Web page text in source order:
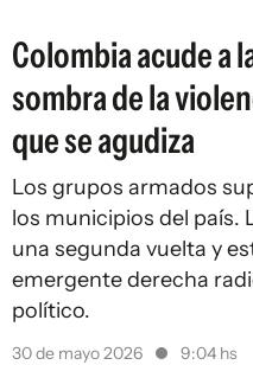
Colombia acude a
sombra de la
que se agudiza
Los grupos armados
los municipios del país.
una segunda vuelta y
emergente derecha
político.
30 de mayo 2026 9:04 hs